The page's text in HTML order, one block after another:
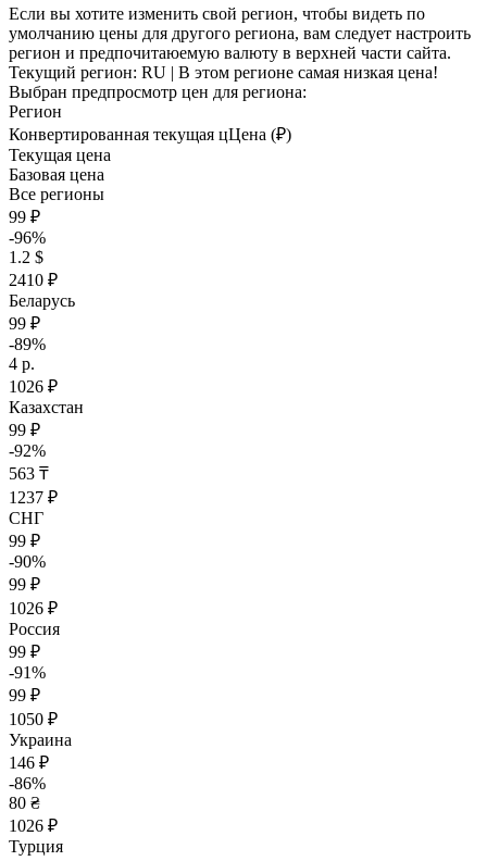
Если вы хотите изменить свой регион, чтобы видеть по
умолчанию цены для другого региона, вам следует настроить
регион и предпочитаюемую валюту в верхней части сайта.
Текущий регион: RU | В этом регионе самая низкая цена!
Выбран предпросмотр цен для региона:
Регион
Конвертированная текущая цЦена (₽)
Текущая цена
Базовая цена
Все регионы
99 ₽
-96%
1.2 $
2410 ₽
Беларусь
99 ₽
-89%
4 р.
1026 ₽
Казахстан
99 ₽
-92%
563 ₸
1237 ₽
СНГ
99 ₽
-90%
99 ₽
1026 ₽
Россия
99 ₽
-91%
99 ₽
1050 ₽
Украина
146 ₽
-86%
80 ₴
1026 ₽
Турция